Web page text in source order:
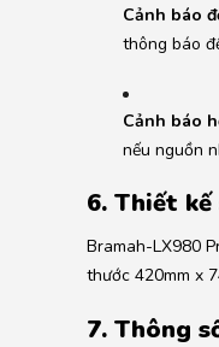
Cảnh báo
thông báo
Cảnh báo
nếu nguồn
6. Thiết
Bramah-LX980
thước 420mm x
7. Thông